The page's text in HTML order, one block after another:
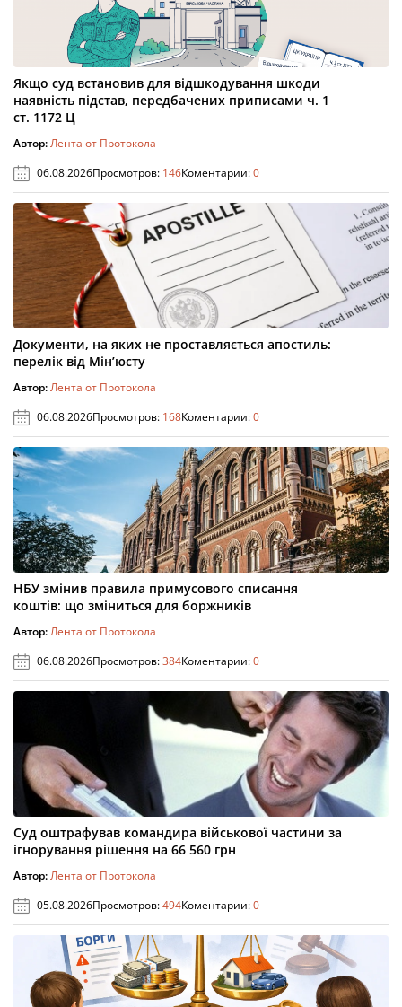
Якщо суд встановив для відшкодування шкоди
наявність підстав, передбачених приписами ч. 1
ст. 1172 Ц
Автор:Лента от Протокола
06.08.2026Просмотров: 146Коментарии:0
Документи, на яких не проставляється апостиль:
перелік від Мін’юсту
Автор:Лента от Протокола
06.08.2026Просмотров: 168Коментарии:0
НБУ змінив правила примусового списання
коштів: що зміниться для боржників
Автор:Лента от Протокола
06.08.2026Просмотров:384Коментарии:0
Суд оштрафував командира військової частини за
ігнорування рішення на 66 560 грн
Автор:Лента от Протокола
05.08.2026Просмотров:494Коментарии:0